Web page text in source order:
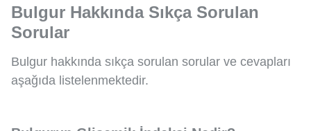
Bulgur Hakkında Sıkça Sorulan
Sorular
Bulgur hakkında sıkça sorulan sorular ve cevapları
aşağıda listelenmektedir.